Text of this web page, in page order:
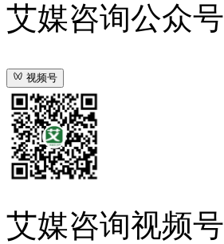
艾媒咨询公众号
视频号
艾媒咨询视频号